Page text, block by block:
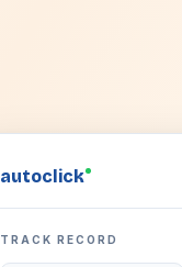
autoclick
TRACK RECORD